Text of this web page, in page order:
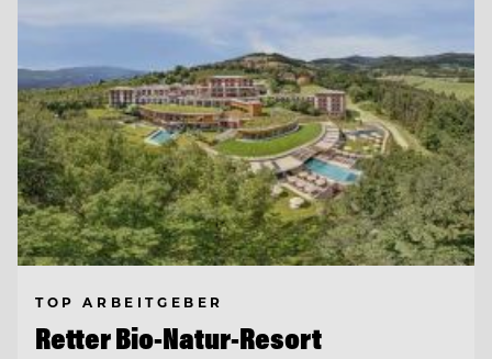
TOP ARBEITGEBER
Retter Bio-Natur-Resort